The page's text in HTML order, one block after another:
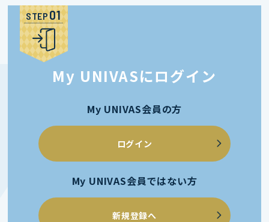
STEP
My UNIVASにログイン
My UNIVAS会員の方
ログイン
My UNIVAS会員ではない方
新規登録へ